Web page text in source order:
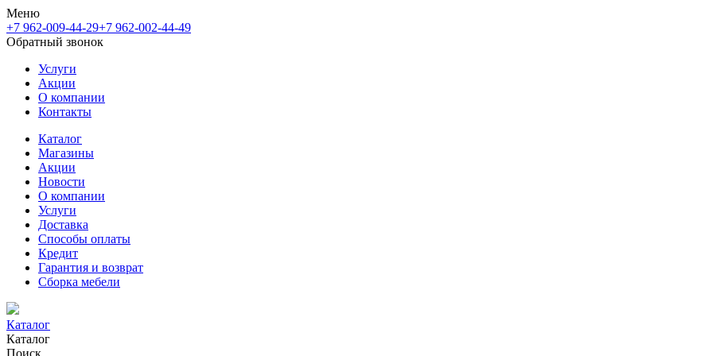
Меню
+7 962-009-44-29+7 962-002-44-49
Обратный звонок
Услуги
Акции
О компании
Контакты
Каталог
Магазины
Акции
Новости
О компании
Услуги
Доставка
Способы оплаты
Кредит
Гарантия и возврат
Сборка мебели
Каталог
Каталог
Поиск